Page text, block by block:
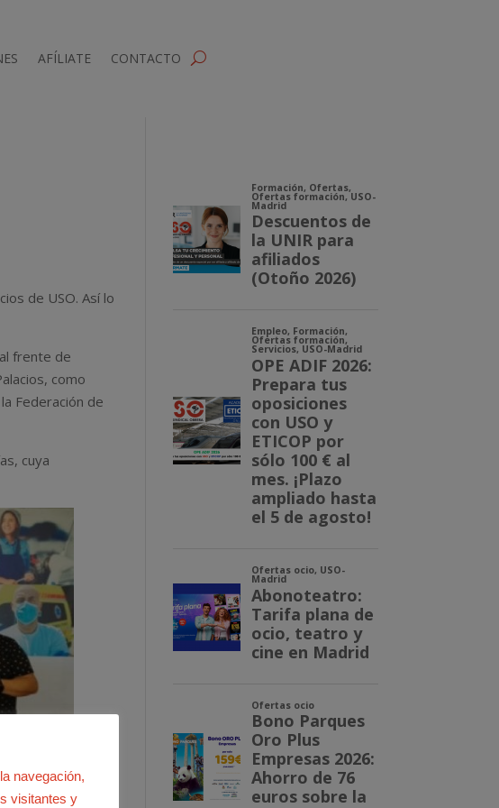
AFÍLIATE CONTACTO
de USO. Así lo
frente de
como
Federación de
cuya
navegación,
visitantes y